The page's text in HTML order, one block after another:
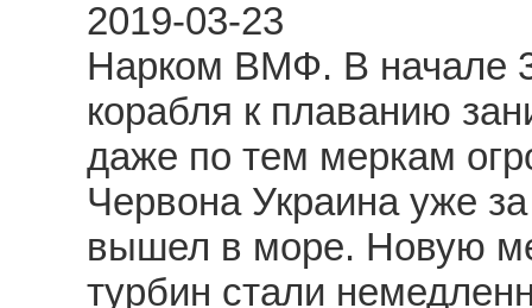
2019-03-23
Нарком ВМФ. В начале
корабля к плаванию
даже по тем меркам
Червона Украина уже
вышел в море. Новую
турбин стали